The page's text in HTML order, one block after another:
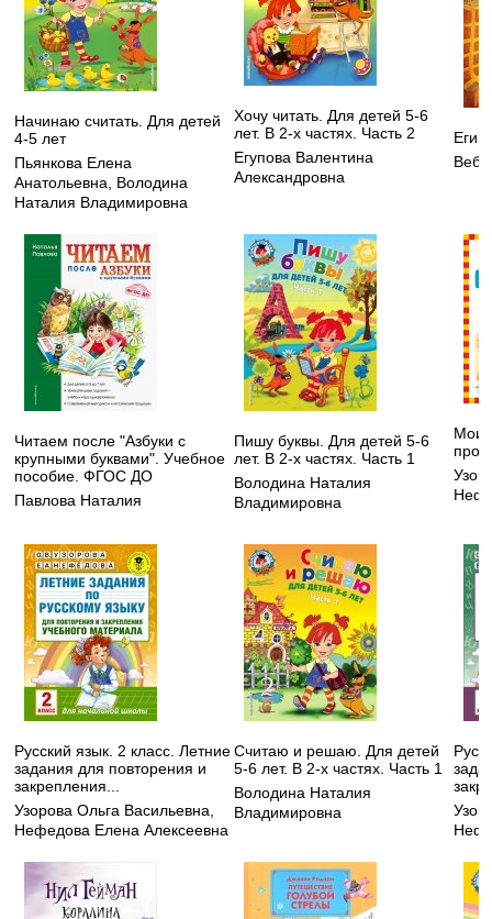
Начинаю считать. Для детей
4-5 лет
Пьянкова Елена
Анатольевна, Володина
Наталия Владимировна
Хочу читать. Для детей 5-6
лет. В 2-х частях. Часть 2
Егупова Валентина
Александровна
Читаем после "Азбуки с
крупными буквами". Учебное
пособие. ФГОС ДО
Павлова Наталия
Пишу буквы. Для детей 5-6
лет. В 2-х частях. Часть 1
Володина Наталия
Владимировна
Мои
Русский язык. 2 класс. Летние
задания для повторения и
закрепления...
Узорова Ольга Васильевна,
Нефедова Елена Алексеевна
Считаю и решаю. Для детей
5-6 лет. В 2-х частях. Часть 1
Володина Наталия
Владимировна